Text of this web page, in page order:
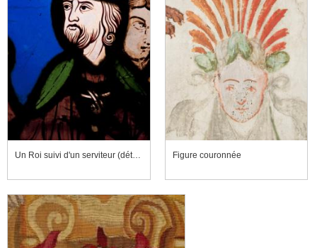
Un Roi suivi d'un serviteur (détail) Figure couronnée